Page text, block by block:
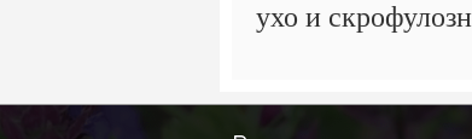
ухо и